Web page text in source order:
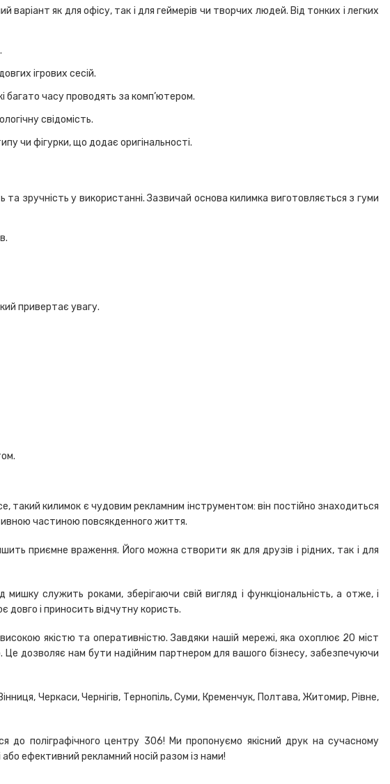
як для офісу, так і для геймерів чи творчих людей. Від тонких і легких
ігрових сесій.
багато часу проводять за комп’ютером.
свідомість.
чи фігурки, що додає оригінальності.
та зручність у використанні. Зазвичай основа килимка виготовляється з гуми
привертає увагу.
такий килимок є чудовим рекламним інструментом: він постійно знаходиться
частиною повсякденного життя.
приємне враження. Його можна створити як для друзів і рідних, так і для
мишку служить роками, зберігаючи свій вигляд і функціональність, а отже, і
довго і приносить відчутну користь.
якістю та оперативністю. Завдяки нашій мережі, яка охоплює 20 міст
дозволяє нам бути надійним партнером для вашого бізнесу, забезпечуючи
Черкаси, Чернігів, Тернопіль, Суми, Кременчук, Полтава, Житомир, Рівне,
до поліграфічного центру 306! Ми пропонуємо якісний друк на сучасному
ефективний рекламний носій разом із нами!